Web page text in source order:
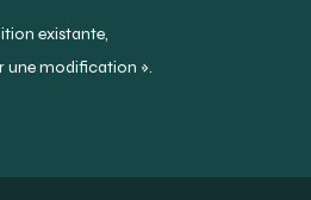
existante,
une modification ».